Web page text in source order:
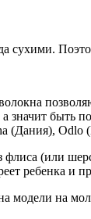
значит
(Дания),
(или
ребенка и
модели на